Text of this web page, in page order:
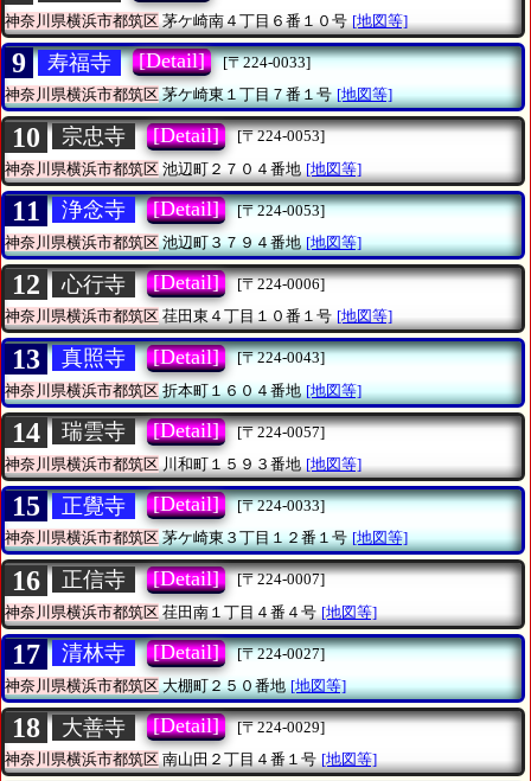
神奈川県横浜市都筑区茅ケ崎南４丁目６番１０号 [地図等]
9 寿福寺 [Detail]
[〒224-0033]
神奈川県横浜市都筑区茅ケ崎東１丁目７番１号 [地図等]
10 宗忠寺 [Detail]
[〒224-0053]
神奈川県横浜市都筑区 池辺町２７０４番地 [地図等]
11 浄念寺 [Detail]
[〒224-0053]
神奈川県横浜市都筑区池辺町３７９４番地 [地図等]
12 心行寺 [Detail]
[〒224-0006]
神奈川県横浜市都筑区荏田東４丁目１０番１号 [地図等]
13 真照寺 [Detail]
[〒224-0043]
神奈川県横浜市都筑区折本町１６０４番地 [地図等]
14 瑞雲寺 [Detail]
[〒224-0057]
神奈川県横浜市都筑区 川和町１５９３番地 [地図等]
15 正覺寺 [Detail]
[〒224-0033]
神奈川県横浜市都筑区茅ケ崎東３丁目１２番１号 [地図等]
16 正信寺 [Detail]
[〒224-0007]
神奈川県横浜市都筑区 荏田南１丁目４番４号 [地図等]
17 清林寺 [Detail]
[〒224-0027]
神奈川県横浜市都筑区大棚町２５０番地 [地図等]
18 大善寺 [Detail]
[〒224-0029]
神奈川県横浜市都筑区南山田２丁目４番１号 [地図等]